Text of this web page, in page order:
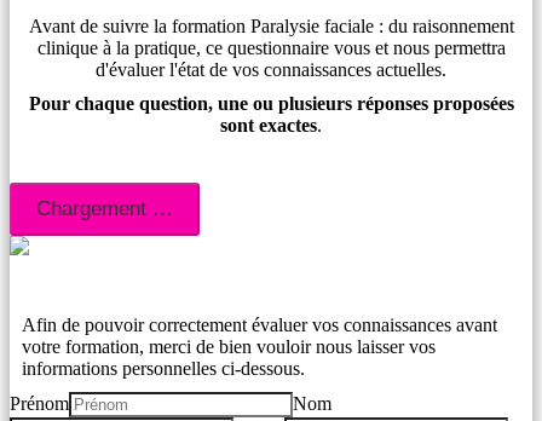
Avant de suivre la formation Paralysie faciale : du raisonnement
clinique à la pratique, ce questionnaire vous et nous permettra
d'évaluer l'état de vos connaissances actuelles.
Pour chaque question, une ou plusieurs réponses proposées
sont exactes.
Afin de pouvoir correctement évaluer vos connaissances avant
votre formation, merci de bien vouloir nous laisser vos
informations personnelles ci-dessous.
Prénom
Nom